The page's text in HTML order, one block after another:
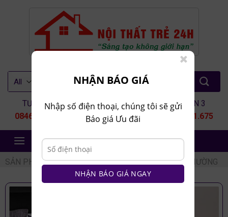
TƯ VẤN 1
0846.80.9999
TƯ VẤN 2
0935.435.286
TƯ VẤN 3
0964.651.675
NỘI THẤT TRẺ 24H
SẢN PHẨM / NỘI THẤT PHÒNG NGỦ / TAB ĐẦU GIƯỜNG
NHẬN BÁO GIÁ
Nhập số điện thoại, chúng tôi sẽ gửi
Báo giá Ưu đãi
NHẬN BÁO GIÁ NGAY